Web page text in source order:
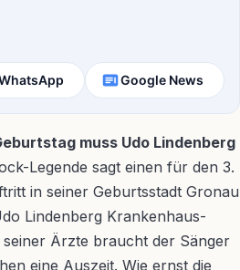
Google News
muss Udo Lindenberg
Legende sagt einen für den 3.
in seiner Geburtsstadt Gronau
Lindenberg Krankenhaus-
Ärzte braucht der Sänger
eine Auszeit. Wie ernst die